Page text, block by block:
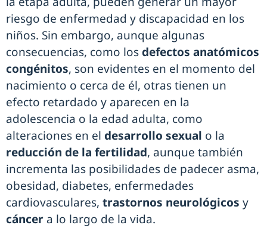
riesgo de enfermedad y discapacidad en los
niños. Sin embargo, aunque algunas
consecuencias, como los defectos anatómicos
congénitos, son evidentes en el momento del
nacimiento o cerca de él, otras tienen un
efecto retardado y aparecen en la
adolescencia o la edad adulta, como
alteraciones en el desarrollo sexual o la
reducción de la fertilidad, aunque también
incrementa las posibilidades de padecer asma,
obesidad, diabetes, enfermedades
cardiovasculares, trastornos neurológicos y
cáncer a lo largo de la vida.